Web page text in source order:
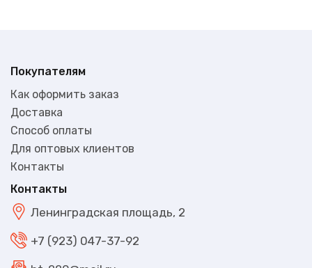
Покупателям
Как оформить заказ
Доставка
Способ оплаты
Для оптовых клиентов
Контакты
Контакты
Ленинградская площадь, 2
+7 (923) 047-37-92